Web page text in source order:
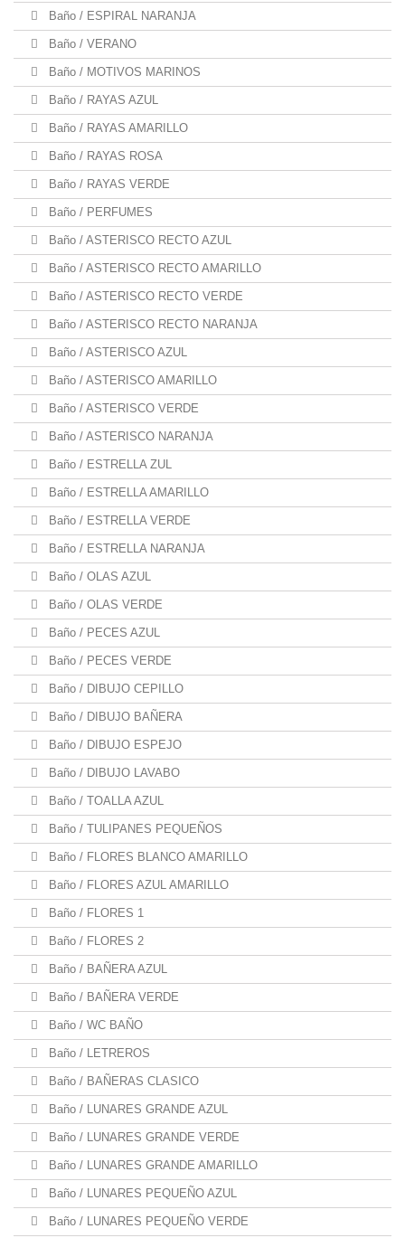
Baño / ESPIRAL NARANJA
Baño / VERANO
Baño / MOTIVOS MARINOS
Baño / RAYAS AZUL
Baño / RAYAS AMARILLO
Baño / RAYAS ROSA
Baño / RAYAS VERDE
Baño / PERFUMES
Baño / ASTERISCO RECTO AZUL
Baño / ASTERISCO RECTO AMARILLO
Baño / ASTERISCO RECTO VERDE
Baño / ASTERISCO RECTO NARANJA
Baño / ASTERISCO AZUL
Baño / ASTERISCO AMARILLO
Baño / ASTERISCO VERDE
Baño / ASTERISCO NARANJA
Baño / ESTRELLA ZUL
Baño / ESTRELLA AMARILLO
Baño / ESTRELLA VERDE
Baño / ESTRELLA NARANJA
Baño / OLAS AZUL
Baño / OLAS VERDE
Baño / PECES AZUL
Baño / PECES VERDE
Baño / DIBUJO CEPILLO
Baño / DIBUJO BAÑERA
Baño / DIBUJO ESPEJO
Baño / DIBUJO LAVABO
Baño / TOALLA AZUL
Baño / TULIPANES PEQUEÑOS
Baño / FLORES BLANCO AMARILLO
Baño / FLORES AZUL AMARILLO
Baño / FLORES 1
Baño / FLORES 2
Baño / BAÑERA AZUL
Baño / BAÑERA VERDE
Baño / WC BAÑO
Baño / LETREROS
Baño / BAÑERAS CLASICO
Baño / LUNARES GRANDE AZUL
Baño / LUNARES GRANDE VERDE
Baño / LUNARES GRANDE AMARILLO
Baño / LUNARES PEQUEÑO AZUL
Baño / LUNARES PEQUEÑO VERDE